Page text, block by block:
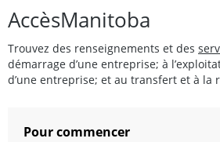
AccèsManitoba
Trouvez des renseignements et des
démarrage d’une entreprise; à
d’une entreprise; et au transfert et à la
Pour commencer